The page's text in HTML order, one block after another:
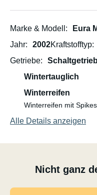
Marke & Modell
Eura
Jahr
2002Kraftstofftyp
Getriebe
Wintertauglich
Winterreifen
Winterreifen mit Spikes
Alle Details anzeigen
Nicht ganz